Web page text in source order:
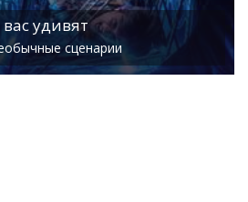
удивят
сценарии